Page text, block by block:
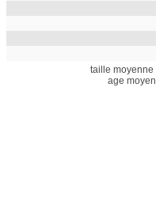
taille moyenne
age